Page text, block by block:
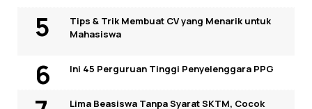
Tips & Trik Membuat CV yang Menarik untuk
Mahasiswa
Ini 45 Perguruan Tinggi Penyelenggara PPG
Lima Beasiswa Tanpa Syarat SKTM, Cocok